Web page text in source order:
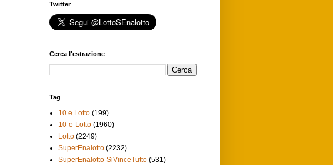
Twitter
Cerca l'estrazione
Tag
10 e Lotto (199)
10-e-Lotto (1960)
Lotto (2249)
SuperEnalotto (2232)
SuperEnalotto-SiVinceTutto (531)